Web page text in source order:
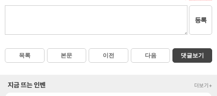
등록
목록 본문 이전 다음 댓글보기
지금 뜨는 인벤 더보기+